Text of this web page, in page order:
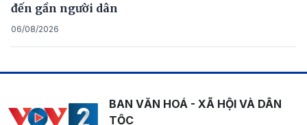
đến gần người dân
06/08/2026
BAN VĂN HOÁ - XÃ HỘI VÀ DÂN
TỘC